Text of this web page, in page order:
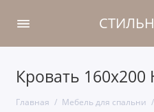
Кровать
Главная Мебель для спальни